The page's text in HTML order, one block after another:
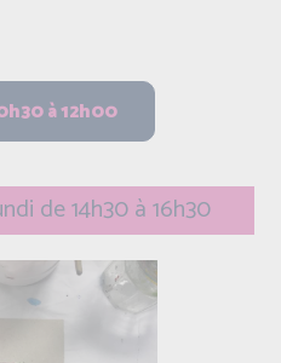
de 14h30 à 16h30